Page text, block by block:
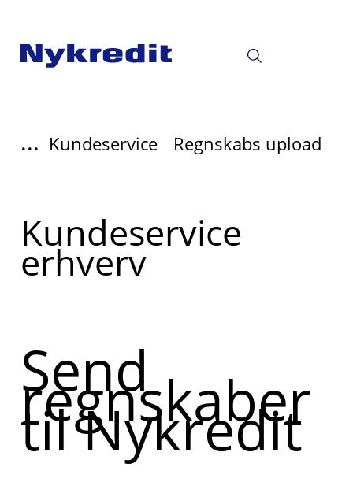
... Kundeservice Regnskabs upload
Read
more
about
Kundeservice
erhverv
Send
regnskaber
til Nykredit